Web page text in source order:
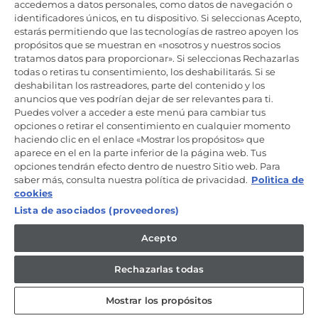
Productos de cuidado y mantenimiento
Mantente en contacto
Regístrate ahora
Candy Hoover Group Srl –con accionista único, empresa que
gestiona y coordina la actividad de Candy S.p.A, con domicilio fiscal
en Via Comolli, 57 - 20861 Brugherio (MB) – Sede administrativa: Via
Privata Eden Fumagalli - 20861 Brugherio (MB). - Italia con capital
Mercantil/ tributación de Monza y Brianza 04666310158 – IVA núm.
IT00786860965
ES / Español
accedemos a datos personales, como datos de navegación o
identificadores únicos, en tu dispositivo. Si seleccionas Acepto,
estarás permitiendo que las tecnologías de rastreo apoyen los
propósitos que se muestran en «nosotros y nuestros socios
tratamos datos para proporcionar». Si seleccionas Rechazarlas
todas o retiras tu consentimiento, los deshabilitarás. Si se
deshabilitan los rastreadores, parte del contenido y los
anuncios que ves podrían dejar de ser relevantes para ti.
Puedes volver a acceder a este menú para cambiar tus
opciones o retirar el consentimiento en cualquier momento
haciendo clic en el enlace «Mostrar los propósitos» que
aparece en el en la parte inferior de la página web. Tus
opciones tendrán efecto dentro de nuestro Sitio web. Para
saber más, consulta nuestra política de privacidad. Polìtica de
cookies
Lista de asociados (proveedores)
Acepto
Rechazarlas todas
Mostrar los propósitos